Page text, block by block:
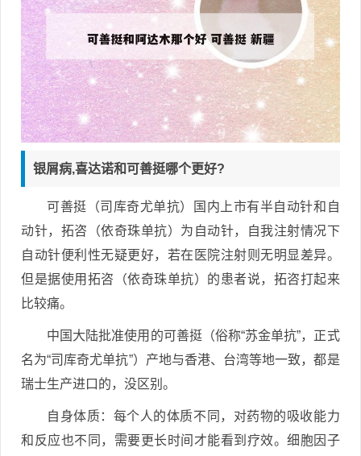
银屑病,喜达诺和可善挺哪个更好?
可善挺（司库奇尤单抗）国内上市有半自动针和自
动针，拓咨（依奇珠单抗）为自动针，自我注射情况下
自动针便利性无疑更好，若在医院注射则无明显差异。
但是据使用拓咨（依奇珠单抗）的患者说，拓咨打起来
比较痛。
中国大陆批准使用的可善挺（俗称“苏金单抗”，正式
名为“司库奇尤单抗”）产地与香港、台湾等地一致，都是
瑞士生产进口的，没区别。
自身体质：每个人的体质不同，对药物的吸收能力
和反应也不同，需要更长时间才能看到疗效。细胞因子